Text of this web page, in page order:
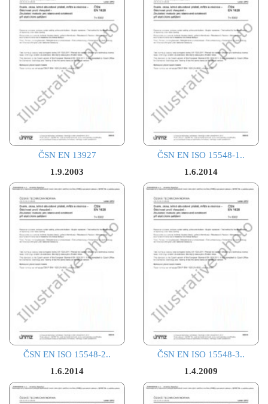
ČSN EN 13927
1.9.2003
ČSN EN ISO 15548-1..
1.6.2014
ČSN EN ISO 15548-2..
1.6.2014
ČSN EN ISO 15548-3..
1.4.2009